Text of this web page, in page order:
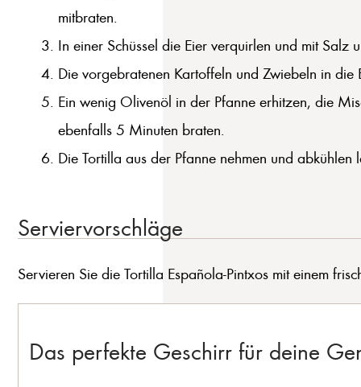
mitbraten.
In einer Schüssel die Eier verquirlen und mit Salz
Die vorgebratenen Kartoffeln und Zwiebeln in die
Ein wenig Olivenöl in der Pfanne erhitzen, die
ebenfalls 5 Minuten braten.
Die Tortilla aus der Pfanne nehmen und
Serviervorschläge
Servieren Sie die Tortilla Española-Pintxos mit einem
Das perfekte Geschirr für deine